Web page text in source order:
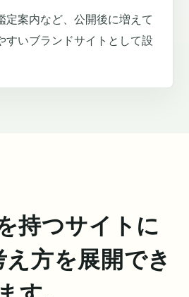
定案内など、公開後に増えて
すいブランドサイトとして設
持つサイトに
え方を展開でき